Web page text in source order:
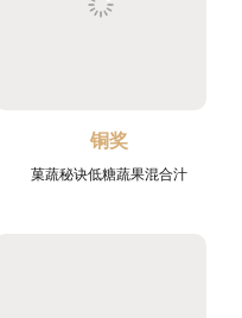
铜奖
菓蔬秘诀低糖蔬果混合汁